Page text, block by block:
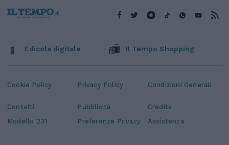
Cookie Policy Privacy Policy Condizioni Generali
Contatti Pubblicità
Credits
Modello 231
Preferenze Privacy Assistenza
Edicola digitale Il Tempo Shopping